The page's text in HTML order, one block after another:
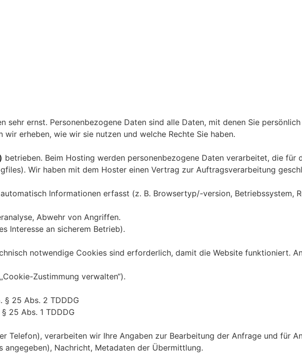
sehr ernst. Personenbezogene Daten sind alle Daten, mit denen Sie
erheben, wie wir sie nutzen und welche Rechte Sie haben.
betrieben. Beim Hosting werden personenbezogene Daten verarbeitet, die für
Wir haben mit dem Hoster einen Vertrag zur Auftragsverarbeitung
Informationen erfasst (z. B. Browsertyp/-version, Betriebssystem,
Abwehr von Angriffen.
Interesse an sicherem Betrieb).
notwendige Cookies sind erforderlich, damit die Website funktioniert.
Zustimmung verwalten“).
§ 25 Abs. 2 TDDDG
25 Abs. 1 TDDDG
Telefon), verarbeiten wir Ihre Angaben zur Bearbeitung der Anfrage und für
angegeben), Nachricht, Metadaten der Übermittlung.